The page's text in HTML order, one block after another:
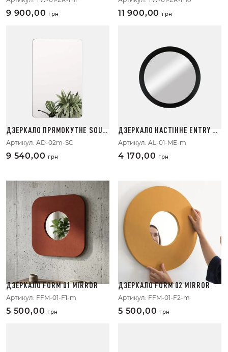
9 900,00 грн 11 900,00 грн
ДЗЕРКАЛО ПРЯМОКУТНЕ SQUA
RECORNER
Артикул: AD-02m-SC
9 540,00 грн
ДЗЕРКАЛО НАСТІННЕ ENTRY MI
RROR
Артикул: AL-01-ME-m
4 170,00 грн
ДЗЕРКАЛО FORM 01 MIRROR
Артикул: FFM-01-F1-m
5 500,00 грн
ДЗЕРКАЛО FORM 02 MIRROR
Артикул: FFM-01-F2-m
5 500,00 грн